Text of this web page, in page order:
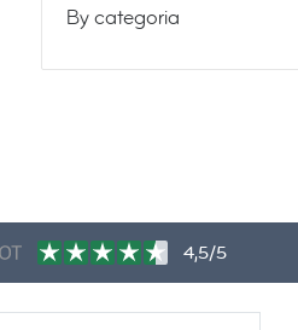
By categoria
4,5/5